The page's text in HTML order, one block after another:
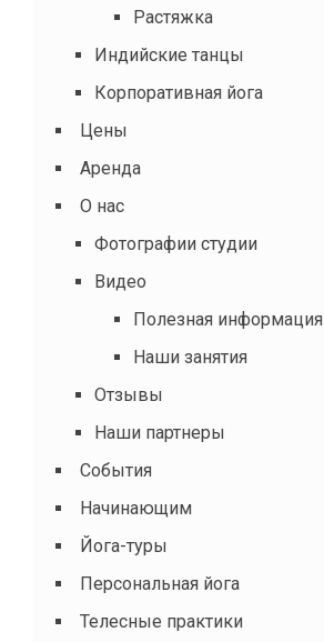
Растяжка
Индийские танцы
Корпоративная йога
Цены
Аренда
О нас
Фотографии студии
Видео
Полезная информация
Наши занятия
Отзывы
Наши партнеры
События
Начинающим
Йога-туры
Персональная йога
Телесные практики